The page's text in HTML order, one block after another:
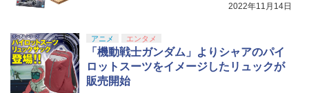
2022年11月14日
アニメ エンタメ
「機動戦士ガンダム」よりシャアのパイ
ロットスーツをイメージしたリュックが
販売開始